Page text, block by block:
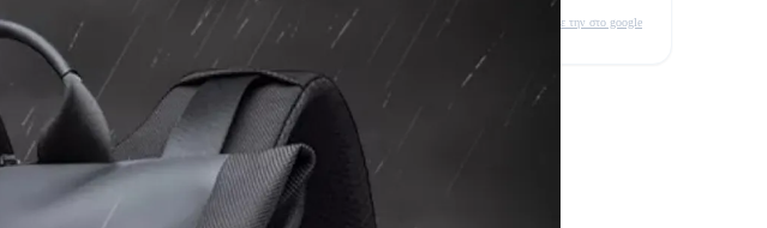
δείτε την στο google